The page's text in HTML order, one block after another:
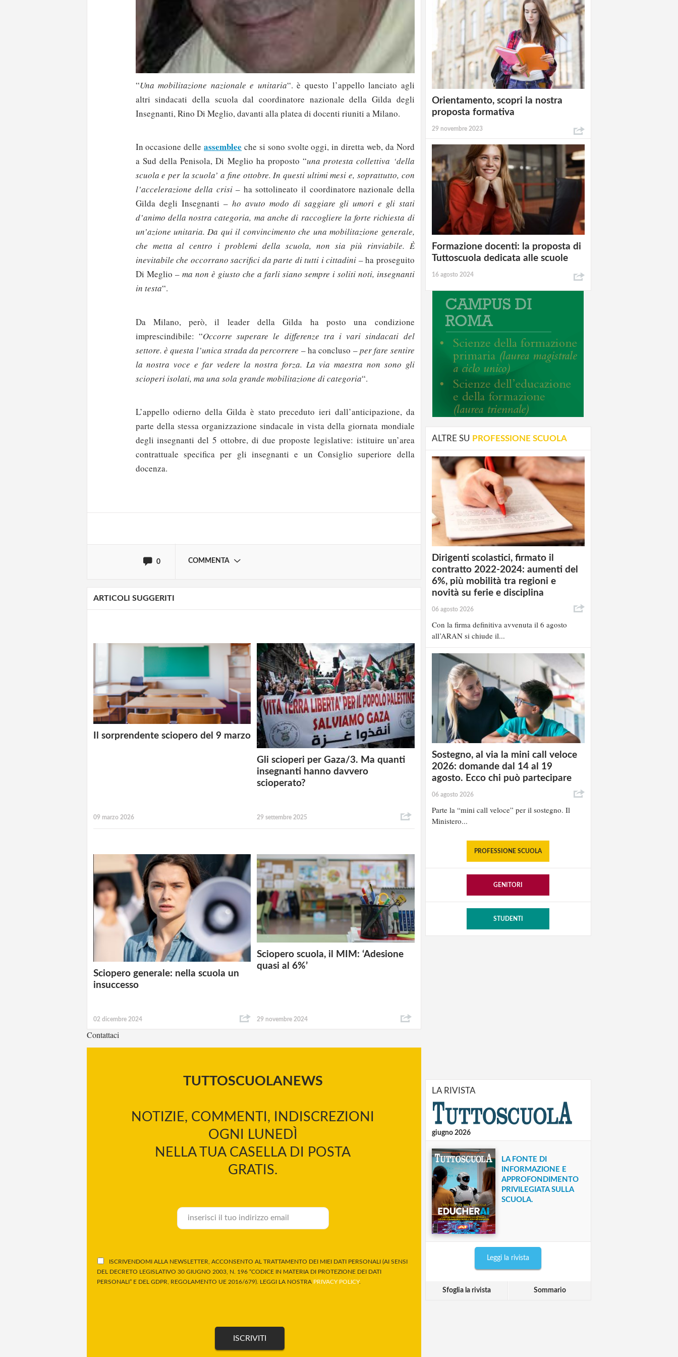
“Una mobilitazione nazionale e unitaria“. è questo l’appello lanciato agli
altri sindacati della scuola dal coordinatore nazionale della Gilda degli
Insegnanti, Rino Di Meglio, davanti alla platea di docenti riuniti a Milano.
In occasione delleassemblee che si sono svolte oggi, in diretta web, da Nord
a Sud della Penisola, Di Meglio ha proposto “una protesta collettiva ‘della
scuola e per la scuola’ a fine ottobre. In questi ultimi mesi e, soprattutto, con
l’accelerazione della crisi– ha sottolineato il coordinatore nazionale della
Gilda degli Insegnanti – ho avuto modo di saggiare gli umori e gli stati
d’animo della nostra categoria, ma anche di raccogliere la forte richiesta di
un’azione unitaria. Da qui il convincimento che una mobilitazione generale,
che metta al centro i problemi della scuola, non sia più rinviabile. È
inevitabile che occorrano sacrifici da parte di tutti i cittadini – ha proseguito
Di Meglio – ma non è giusto che a farli siano sempre i soliti noti, insegnanti
in testa“.
Da Milano, però, il leader della Gilda ha posto una condizione
imprescindibile: “Occorre superare le differenze tra i vari sindacati del
settore. è questa l’unica strada da percorrere – ha concluso –per fare sentire
la nostra voce e far vedere la nostra forza. La via maestra non sono gli
scioperi isolati, ma una sola grande mobilitazione di categoria“.
L’appello odierno della Gilda è stato preceduto ieri dall’anticipazione, da
parte della stessa organizzazione sindacale in vista della giornata mondiale
degli insegnanti del 5 ottobre, di due proposte legislative: istituire un’area
contrattuale specifica per gli insegnanti e un Consiglio superiore della
docenza.
0 COMMENTA
Solo gli utenti registrati possono commentare!
ARTICOLI SUGGERITI
Il sorprendente sciopero del 9 marzo
09 marzo 2026
Gli scioperi per Gaza/3. Ma quanti
insegnanti hanno davvero
scioperato?
29 settembre 2025
Sciopero generale: nella scuola un
insuccesso
02 dicembre 2024
Sciopero scuola, il MIM: ‘Adesione
quasi al 6%’
29 novembre 2024
Contattaci
TUTTOSCUOLANEWS
NOTIZIE, COMMENTI, INDISCREZIONI
OGNI LUNEDÌ
NELLA TUA CASELLA DI POSTA
GRATIS.
ISCRIVENDOMI ALLA NEWSLETTER, ACCONSENTO AL TRATTAMENTO DEI MIEI DATI PERSONALI (AI SENSI
DEL DECRETO LEGISLATIVO 30 GIUGNO 2003, N. 196 “CODICE IN MATERIA DI PROTEZIONE DEI DATI
PERSONALI” E DEL GDPR, REGOLAMENTO UE 2016/679). LEGGI LA NOSTRA PRIVACY POLICY.
Orientamento, scopri la nostra
proposta formativa
29 novembre 2023
Formazione docenti: la proposta di
Tuttoscuola dedicata alle scuole
16 agosto 2024
ALTRE SU PROFESSIONE SCUOLA
Dirigenti scolastici, firmato il
contratto 2022-2024: aumenti del
6%, più mobilità tra regioni e
novità su ferie e disciplina
06 agosto 2026
Con la firma definitiva avvenuta il 6 agosto
all’ARAN si chiude il...
Sostegno, al via la mini call veloce
2026: domande dal 14 al 19
agosto. Ecco chi può partecipare
06 agosto 2026
Parte la “mini call veloce” per il sostegno. Il
Ministero...
PROFESSIONE SCUOLA
GENITORI
STUDENTI
LA RIVISTA
giugno 2026
LA FONTE DI
INFORMAZIONE E
APPROFONDIMENTO
PRIVILEGIATA SULLA
SCUOLA.
Leggi la rivista
Sfoglia la rivista Sommario